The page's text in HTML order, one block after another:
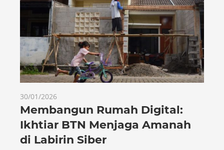
30/01/2026
Membangun Rumah Digital:
Ikhtiar BTN Menjaga Amanah
di Labirin Siber